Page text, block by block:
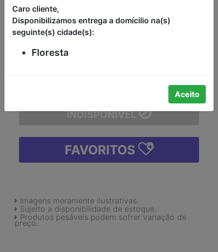
IOGURTE NATURAL INTEGRAL
ORIGINAL BATAVO COPO 160G
-
INDISPONÍVEL
FAVORITOS
Imagens meramente ilustrativas.
Sujeito a disponibilidade de estoque.
Produtos pesáveis podem sofrer variação de
preço.
Caro cliente,
Disponibilizamos entrega a domícilio na(s)
seguinte(s) cidade(s):
Floresta
Aceito